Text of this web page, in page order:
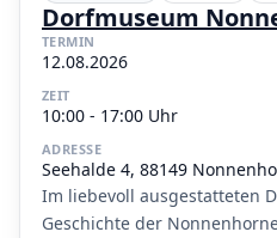
Dorfmuseum
TERMIN
12.08.2026
ZEIT
10:00 - 17:00 Uhr
ADRESSE
Seehalde 4, 88149
Im liebevoll ausgestatteten
Geschichte der